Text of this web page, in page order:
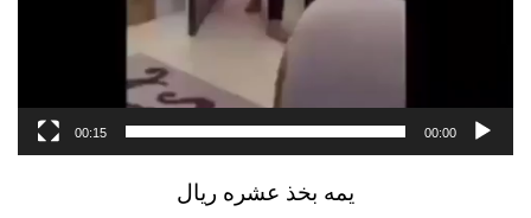
00:00
00:15
يمه بخذ عشره ريال